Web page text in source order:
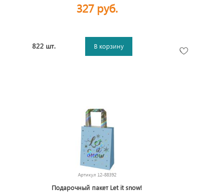
327 руб.
822 шт. В корзину
Артикул 12-88392
Подарочный пакет Let it snow!